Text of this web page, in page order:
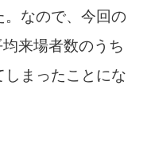
なので、今回の
来場者数のうち
まったことにな